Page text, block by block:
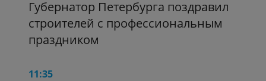
Губернатор Петербурга поздравил
строителей с профессиональным
праздником
11:35